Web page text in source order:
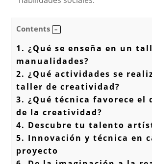
Contents
1. ¿Qué se enseña en un
manualidades?
2. ¿Qué actividades se
taller de creatividad?
3. ¿Qué técnica favorece el
de la creatividad?
4. Descubre tu talento
5. Innovación y técnica en
proyecto